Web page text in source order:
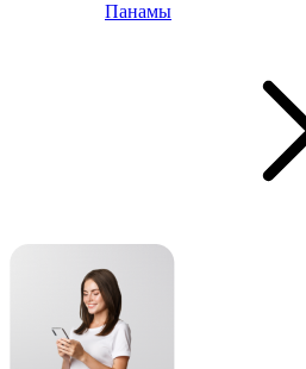
Панамы